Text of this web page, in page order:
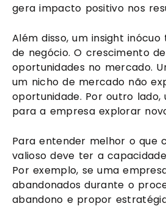
gera impacto positivo nos
Além disso, um insight
de negócio. O crescimento
oportunidades no mercado.
um nicho de mercado não
oportunidade. Por outro
para a empresa explorar
Para entender melhor o que
valioso deve ter a
Por exemplo, se uma
abandonados durante o
abandono e propor